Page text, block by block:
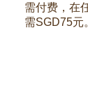
需付费，在
需SGD75元